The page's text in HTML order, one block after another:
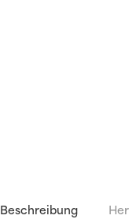
Beschreibung